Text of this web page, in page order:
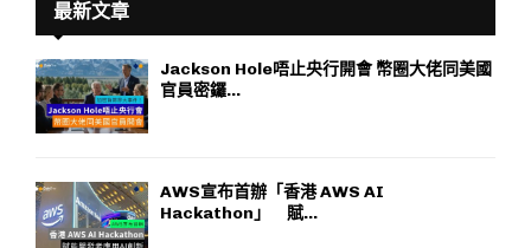
最新文章
Jackson Hole唔止央行開會 幣圈大佬同美國
官員密鑼...
AWS宣布首辦「香港 AWS AI
Hackathon」 賦...